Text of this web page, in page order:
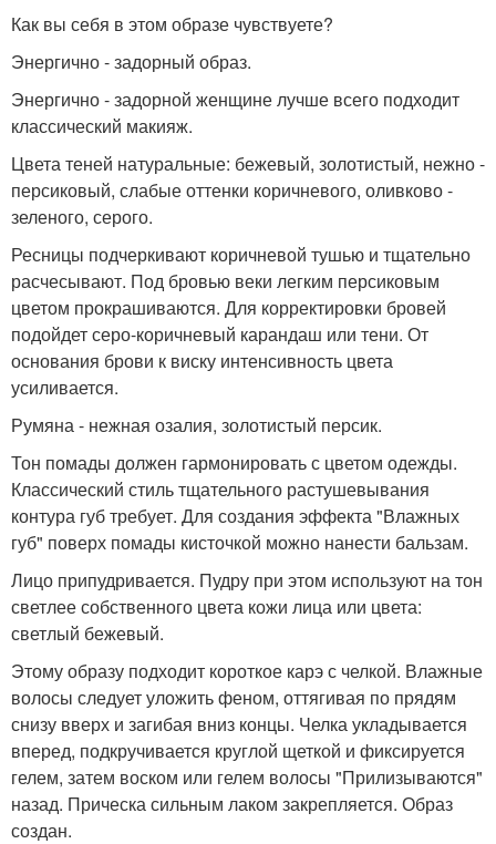
Как вы себя в этом образе чувствуете?
Энергично - задорный образ.
Энергично - задорной женщине лучше всего подходит
классический макияж.
Цвета теней натуральные: бежевый, золотистый, нежно -
персиковый, слабые оттенки коричневого, оливково -
зеленого, серого.
Ресницы подчеркивают коричневой тушью и тщательно
расчесывают. Под бровью веки легким персиковым
цветом прокрашиваются. Для корректировки бровей
подойдет серо-коричневый карандаш или тени. От
основания брови к виску интенсивность цвета
усиливается.
Румяна - нежная озалия, золотистый персик.
Тон помады должен гармонировать с цветом одежды.
Классический стиль тщательного растушевывания
контура губ требует. Для создания эффекта "Влажных
губ" поверх помады кисточкой можно нанести бальзам.
Лицо припудривается. Пудру при этом используют на тон
светлее собственного цвета кожи лица или цвета:
светлый бежевый.
Этому образу подходит короткое карэ с челкой. Влажные
волосы следует уложить феном, оттягивая по прядям
снизу вверх и загибая вниз концы. Челка укладывается
вперед, подкручивается круглой щеткой и фиксируется
гелем, затем воском или гелем волосы "Прилизываются"
назад. Прическа сильным лаком закрепляется. Образ
создан.